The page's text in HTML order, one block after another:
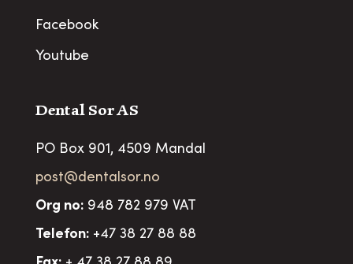
Facebook
Youtube
Dental Sor AS
PO Box 901, 4509 Mandal
post@dentalsor.no
Org no:948 782 979 VAT
Telefon: +47 38 27 88 88